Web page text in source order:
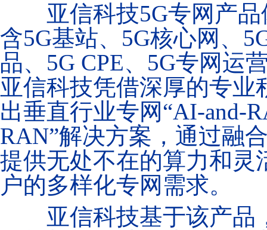
亚信科技5G专网产
含5G基站、5G核心网、
品、5G CPE、5G专网运
亚信科技凭借深厚的专
出垂直行业专网“AI-and-
RAN”解决方案，通过融
提供无处不在的算力和
户的多样化专网需求。
亚信科技基于该产品